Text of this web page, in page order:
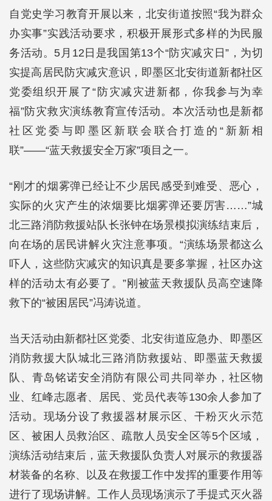
自党史学习教育开展以来，北安街道按照“我为群众
办实事”实践活动要求，积极开展形式多样的为民服
务活动。5月12日是我国第13个“防灾减灾日”，为切
实提高居民防灾减灾意识，即墨区北安街道新都社区
党委组织开展了“防灾减灾进新都，你我参与为幸
福”防灾救灾演练教育宣传活动。本次活动也是新都
社区党委与即墨区新联会联合打造的“新新相
联”——“蓝天救援安全万家”项目之一。
“刚才的烟雾弹已经让不少居民感受到难受、恶心，
实际的火灾产生的浓烟要比烟雾弹还要厉害……”城
北三路消防救援站队长张钟在场景模拟演练结束后，
向在场的居民讲解火灾注意事项。“演练场景都这么
吓人，这些防灾减灾的知识真是要多掌握，社区办这
样的活动太有必要了。”刚被蓝天救援队员高空速降
救下的“被困居民”冯涛说道。
当天活动由新都社区党委、北安街道应急办、即墨区
消防救援大队城北三路消防救援站、即墨蓝天救援
队、青岛铭诺安全消防有限公司共同举办，社区物
业、红峰志愿者、居民、党员代表等130余人参加了
活动。现场分设了救援器材展示区、干粉灭火示范
区、被困人员救治区、疏散人员安全区等5个区域，
演练活动结束后，蓝天救援队负责人对展示的救援器
材装备的名称、以及在救援工作中发挥的重要作用等
进行了现场讲解。工作人员现场演示了手提式灭火器